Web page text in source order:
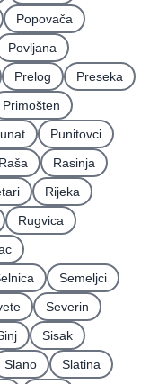
Popovača
Povljana
Prelog
Preseka
Primošten
Punitovci
Raša
Rasinja
Rijeka
Rugvica
Semeljci
Severin
Sisak
Slano
Slatina